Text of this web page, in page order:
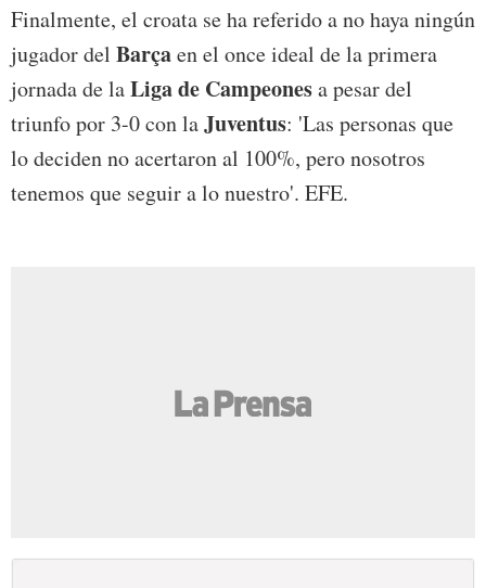
Finalmente, el croata se ha referido a no haya ningún
jugador del Barçaen el once ideal de la primera
jornada de laLiga de Campeonesa pesar del
triunfo por 3-0 con laJuventus: 'Las personas que
lo deciden no acertaron al 100%, pero nosotros
tenemos que seguir a lo nuestro'. EFE.